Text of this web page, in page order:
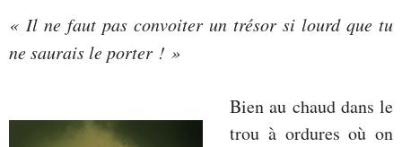
« Il ne faut pas convoiter un trésor si lourd que tu
ne saurais le porter ! »
Bien au chaud dans le
trou à ordures où on